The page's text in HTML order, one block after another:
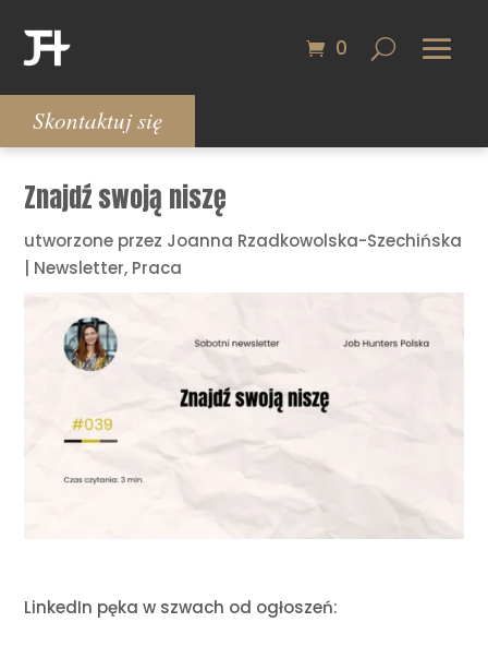
0
Skontaktuj się
Znajdź swoją niszę
utworzone przez Joanna Rzadkowolska-Szechińska
| Newsletter, Praca
LinkedIn pęka w szwach od ogłoszeń: